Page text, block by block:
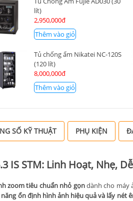
lít)
2,950,000đ
Thêm vào giỏ
Tủ chống ẩm Nikatei NC-120S
(120 lít)
8,000,000đ
Thêm vào giỏ
SỐ KỸ THUẬT PHỤ KIỆN
IS STM: Linh Hoạt, Nhẹ,
zoom tiêu chuẩn nhỏ gọndành cho máy
ổn định hình ảnh hiệu quả và lấy nét